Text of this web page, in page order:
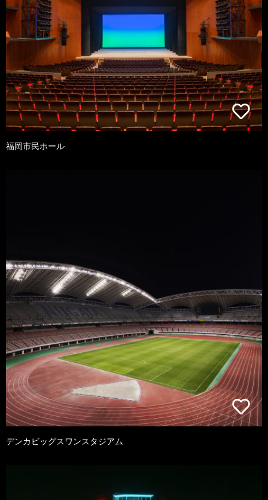
福岡市民ホール
デンカビッグスワンスタジアム